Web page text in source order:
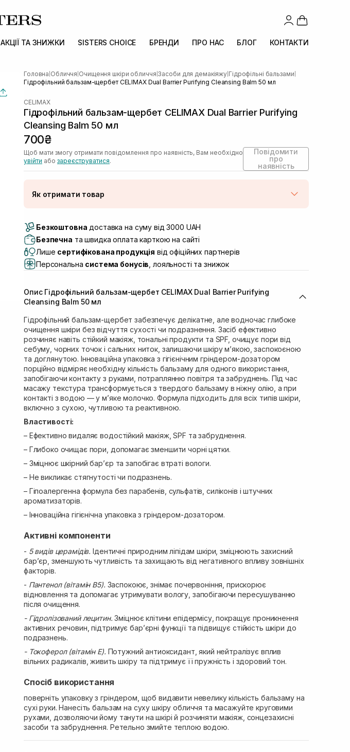
АКЦІЇ ТА ЗНИЖКИ SISTERS CHOICE БРЕНДИ ПРО НАС БЛОГ КОНТАКТИ
Головна Обличчя Очищення шкіри обличчя Засоби для демакіяжу Гідрофільні бальзами
Гідрофільний бальзам-щербет CELIMAX Dual Barrier Purifying Cleansing Balm 50 мл
CELIMAX
Гідрофільний бальзам-щербет CELIMAX Dual Barrier Purifying
Cleansing Balm 50 мл
700₴
Щоб мати змогу отримати повідомлення про наявність, Вам необхідно
увійти або зареєструватися.
Повідомити
про
наявність
Як отримати товар
Самовивіз м. Луцьк, вул. Винниченка 4
Самовивіз м. Львів, вул. Академіка Підстригача, 1В
(Duck’s Lake)
Самовивіз м. Львів, вул. Івана Франка 36
Самовивіз м. Львів, вул. Степана Бандери 45 Немає в наявності!
Самовивіз м. Рівне, вул. Кулика і Гудачека 23 (ТЦ
Екватор)
Немає в наявності!
Безкоштовна доставка на суму від 3000 UAH
Безпечна та швидка оплата карткою на сайті
Лише сертифікована продукція від офіційних партнерів
Персональна система бонусів , лояльності та знижок
Опис Гідрофільний бальзам-щербет CELIMAX Dual Barrier Purifying
Cleansing Balm 50 мл
Гідрофільний бальзам-щербет забезпечує делікатне, але водночас глибоке
очищення шкіри без відчуття сухості чи подразнення. Засіб ефективно
розчиняє навіть стійкий макіяж, тональні продукти та SPF, очищує пори від
себуму, чорних точок і сальних ниток, залишаючи шкіру м’якою, заспокоєною
та доглянутою. Інноваційна упаковка з гігієнічним гріндером-дозатором
порційно відміряє необхідну кількість бальзаму для одного використання,
запобігаючи контакту з руками, потраплянню повітря та забруднень. Під час
масажу текстура трансформується з твердого бальзаму в ніжну олію, а при
контакті з водою — у м’яке молочко. Формула підходить для всіх типів шкіри,
включно з сухою, чутливою та реактивною.
Властивості:
– Ефективно видаляє водостійкий макіяж, SPF та забруднення.
– Глибоко очищає пори, допомагає зменшити чорні цятки.
– Зміцнює шкірний бар’єр та запобігає втраті вологи.
– Не викликає стягнутості чи подразнень.
– Гіпоалергенна формула без парабенів, сульфатів, силіконів і штучних
ароматизаторів.
– Інноваційна гігієнічна упаковка з гріндером-дозатором.
Активні компоненти
- 5 видів церамідів. Ідентичні природним ліпідам шкіри, зміцнюють захисний
бар’єр, зменшують чутливість та захищають від негативного впливу зовнішніх
факторів.
- Пантенол (вітамін B5). Заспокоює, знімає почервоніння, прискорює
відновлення та допомагає утримувати вологу, запобігаючи пересушуванню
після очищення.
- Гідролізований лецитин. Зміцнює клітини епідермісу, покращує проникнення
активних речовин, підтримує бар’єрні функції та підвищує стійкість шкіри до
подразнень.
- Токоферол (вітамін E). Потужний антиоксидант, який нейтралізує вплив
вільних радикалів, живить шкіру та підтримує її пружність і здоровий тон.
Спосіб використання
поверніть упаковку з гріндером, щоб видавити невелику кількість бальзаму на
сухі руки. Нанесіть бальзам на суху шкіру обличчя та масажуйте круговими
рухами, дозволяючи йому танути на шкірі й розчиняти макіяж, сонцезахисні
засоби та забруднення. Ретельно змийте теплою водою.